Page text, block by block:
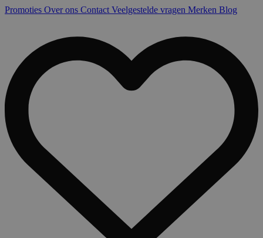
Promoties Over ons Contact Veelgestelde vragen Merken Blog